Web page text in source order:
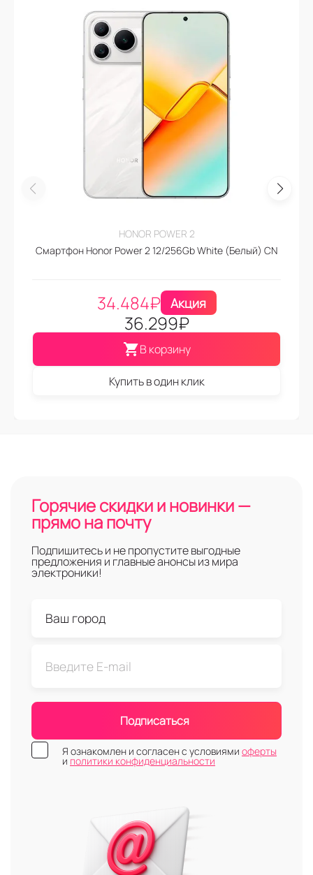
HONOR POWER 2
Смартфон Honor Power 2 12/256Gb White (Белый) CN
34.484₽ Акция
36.299₽
В корзину
Купить в один клик
Горячие скидки и новинки —
прямо на почту
Подпишитесь и не пропустите выгодные
предложения и главные анонсы из мира
электроники!
Подписаться
Я ознакомлен и согласен с условиями оферты
и политики конфиденциальности